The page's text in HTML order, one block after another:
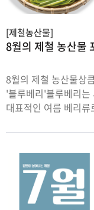
8월의 제철 농산물
8월의 제철 농산물상
'블루베리'블루베리는
대표적인 여름 베리
곁들이면 풍미가 살
'참나물'참나물은
[제철농산물]